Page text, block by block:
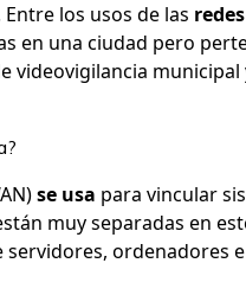
los usos de las
en una ciudad pero
videovigilancia municipal
se usa para vincular
muy separadas en
servidores, ordenadores